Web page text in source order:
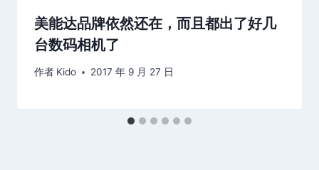
美能达品牌依然还在，而且都出了好几
台数码相机了
作者 Kido 2017 年 9 月 27 日